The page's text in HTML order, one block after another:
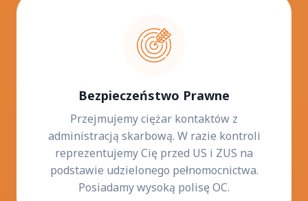
Bezpieczeństwo Prawne
Przejmujemy ciężar kontaktów z
administracją skarbową. W razie kontroli
reprezentujemy Cię przed US i ZUS na
podstawie udzielonego pełnomocnictwa.
Posiadamy wysoką polisę OC.